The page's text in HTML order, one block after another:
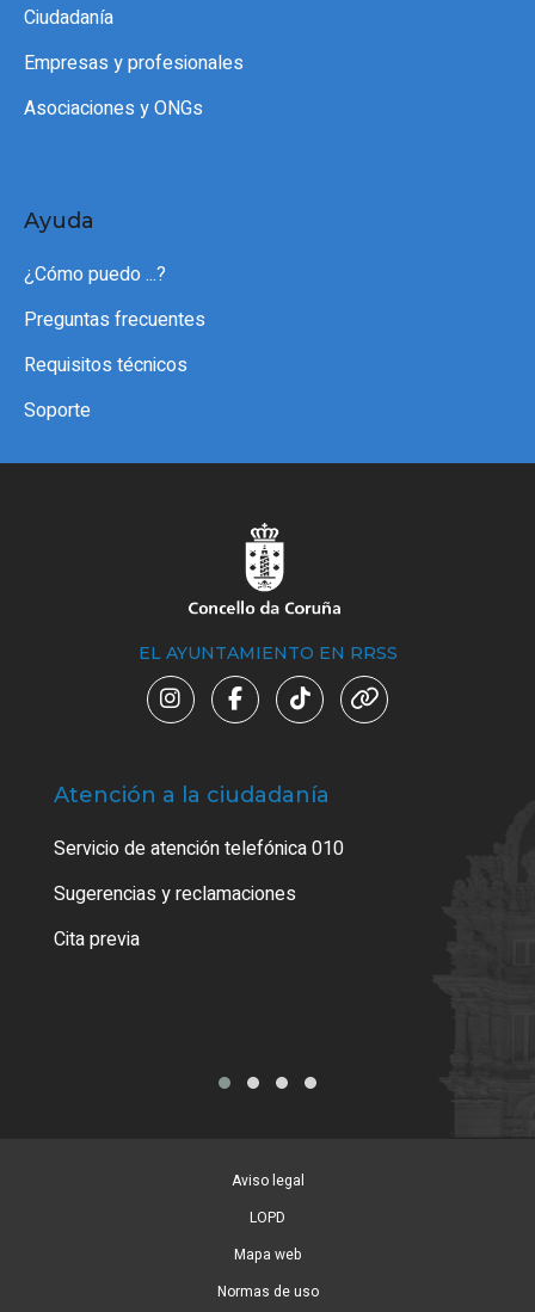
Ciudadanía
Empresas y profesionales
Asociaciones y ONGs
Ayuda
¿Cómo puedo ...?
Preguntas frecuentes
Requisitos técnicos
Soporte
EL AYUNTAMIENTO EN RRSS
Atención a la ciudadanía
Servicio de atención telefónica 010
Sugerencias y reclamaciones
Cita previa
Aviso legal
LOPD
Mapa web
Normas de uso